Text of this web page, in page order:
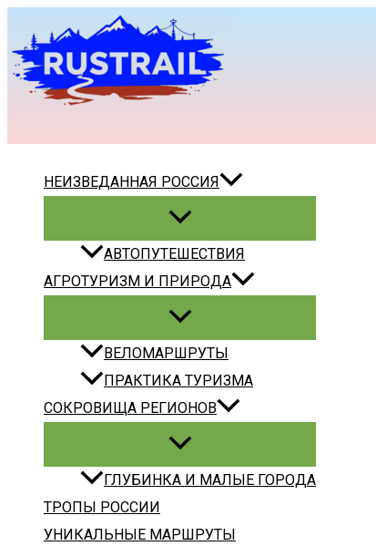
содержимому
НЕИЗВЕДАННАЯ РОССИЯ
АВТОПУТЕШЕСТВИЯ
АГРОТУРИЗМ И ПРИРОДА
ВЕЛОМАРШРУТЫ
ПРАКТИКА ТУРИЗМА
СОКРОВИЩА РЕГИОНОВ
ГЛУБИНКА И МАЛЫЕ ГОРОДА
ТРОПЫ РОССИИ
УНИКАЛЬНЫЕ МАРШРУТЫ